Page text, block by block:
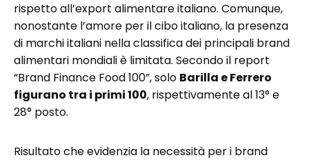
rispetto all’export alimentare italiano. Comunque,
nonostante l’amore per il cibo italiano, la presenza
di marchi italiani nella classifica dei principali brand
alimentari mondiali è limitata. Secondo il report
“Brand Finance Food 100”, solo Barilla e Ferrero
figurano tra i primi 100, rispettivamente al 13° e
28° posto.
Risultato che evidenzia la necessità per i brand